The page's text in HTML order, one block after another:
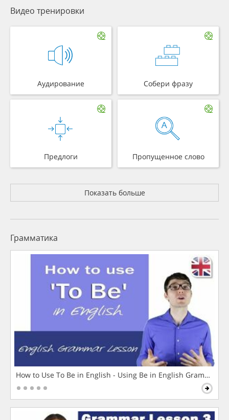
Видео тренировки
Аудирование Собери фразу
Предлоги Пропущенное слово
Показать больше
Грамматика
How to Use To Be in English - Using Be in English Grammar